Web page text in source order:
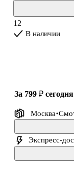
дополнением к
изучающих
12
В наличии
за 799 ₽ сегодня
Москва
Экспресс-